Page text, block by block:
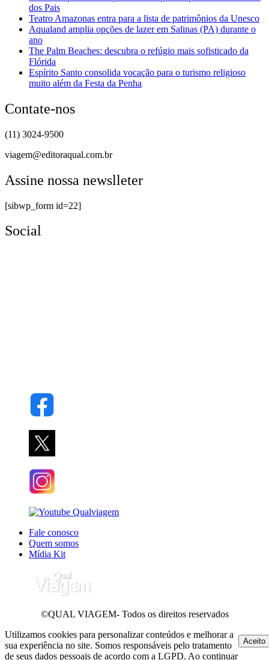
dos Pais
Teatro Amazonas entra para a lista de patrimônios da Unesco
Aqualand amplia opções de lazer em Salinas (PA) durante o
ano
The Palm Beaches: descubra o refúgio mais sofisticado da
Flórida
Espírito Santo consolida vocação para o turismo religioso
muito além da Festa da Penha
Contate-nos
(11) 3024-9500
viagem@editoraqual.com.br
Assine nossa newslleter
[sibwp_form id=22]
Social
Fale conosco
Quem somos
Mídia Kit
©QUAL VIAGEM- Todos os direitos reservados
Utilizamos cookies para personalizar conteúdos e melhorar a
sua experiência no site. Somos responsáveis pelo tratamento
de seus dados pessoais de acordo com a LGPD. Ao continuar
Aceito